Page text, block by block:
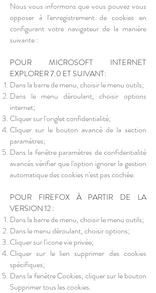
Nous vous informons que vous pouvez vous
opposer à l'enregistrement de cookies en
configurant votre navigateur de la manière
suivante :
POUR MICROSOFT INTERNET
EXPLORER 7.0 ET SUIVANT:
Dans la barre de menu, choisir le menu outils;
Dans le menu déroulant, choisir options
internet;
Cliquer sur l'onglet confidentialité;
Cliquer sur le bouton avancé de la section
paramètres;
Dans la fenêtre paramètres de confidentialité
avancés vérifier que l'option ignorer la gestion
automatique des cookies n'est pas cochée.
POUR FIREFOX À PARTIR DE LA
VERSION 12 :
Dans la barre de menu, choisir le menu outils;
Dans le menu déroulant, choisir options;
Cliquer sur l'icone vie privée;
Cliquer sur le lien supprimer des cookies
spécifiques;
Dans la fenêtre Cookies, cliquer sur le bouton
Supprimer tous les cookies.